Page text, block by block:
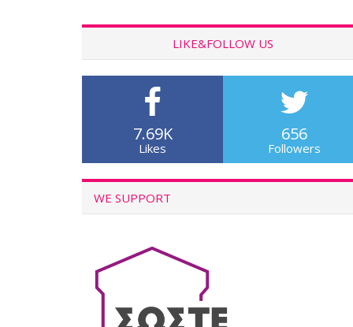
LIKE&FOLLOW US
7.69K
Likes
656
Followers
WE SUPPORT